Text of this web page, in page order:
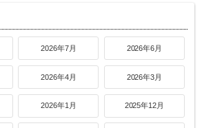
2026年7月 2026年6月
2026年4月 2026年3月
2026年1月 2025年12月